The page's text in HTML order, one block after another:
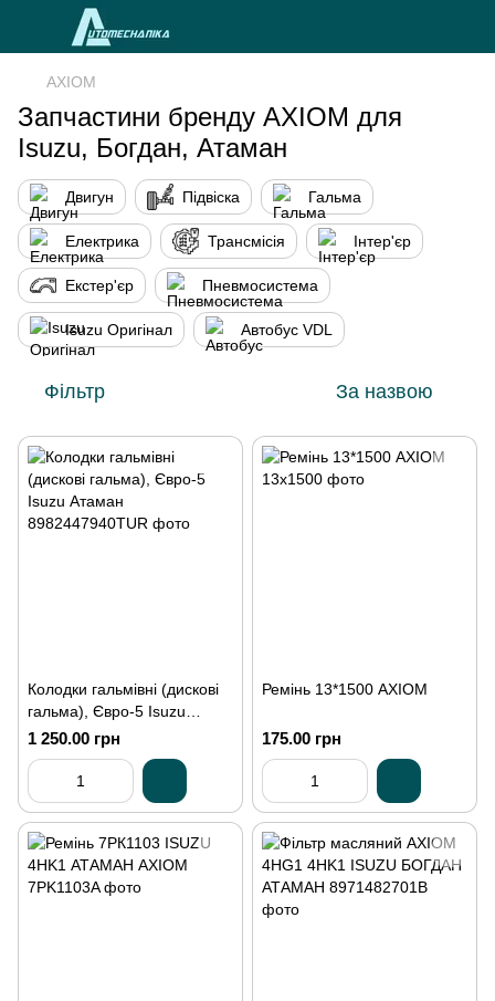
AXIOM
Запчастини бренду AXIOM для
Isuzu, Богдан, Атаман
Двигун Підвіска Гальма
Електрика Трансмісія Інтер'єр
Екстер'єр Пневмосистема
Isuzu Оригінал Автобус VDL
Фільтр За назвою
Колодки гальмівні (дискові
гальма), Євро-5 Isuzu
Атаман
1 250.00 грн
Ремінь 13*1500 AXIOM
175.00 грн